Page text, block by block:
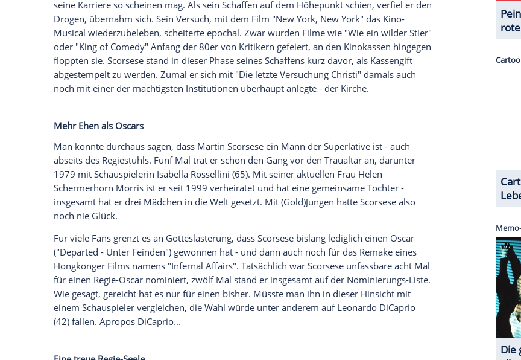
Ich bin damit einverstanden, dass mir externe Inhalte angezeigt werden. Damit können personenbezogene
Daten an Drittplattformen übermittelt werden.Mehr dazu in unseren Datenschutzhinweisen.
Scorsesewagte sich während seines langen Schaffens schon an viele Genres. Seine
sozialkritische Studie eines Geisteskranken in "Taxi Driver" mitRobert De Niro
(74) wird
unter den besten Filmen aller Zeiten geführt. Gerne widmete sich der Regisseur aber auch
echten Personen, etwa dem FlugpionierHoward Hughesin "Aviator", dem Boxer
Jake
Tendzin Gyatsho
seinem Film "Kundun" von 1997.
Mit Filmen wie "The Kingof Comedy" oder unlängst mit "The Wolf of
" von 2013
belegteScorseseauch sein Talent für tragische Komödien - oder eher komödiantische
Tragödien? Auch Neuem gegenüber warScorsesestets offen - etwa, als er 2010 mit
"Shutter Island" tief ins Mystery-Genre eintauchte oder 2011 in Form von "Hugo Cabret"
den ersten 3D-Film seiner Karriere drehte.
Scorsese, das Kassengift
Den Erfolg gepachtet hatteScorseseaber nicht immer, auch wenn es bei einem Blick auf
seine Karriere so scheinen mag. Als sein Schaffen auf dem Höhepunkt schien, verfiel er den
Drogen, übernahm sich. Sein Versuch, mit dem Film "
New York " das Kino-
Musical wiederzubeleben, scheiterte epochal. Zwar wurden Filme wie "Wie ein wilder Stier"
King
of Comedy" Anfang der 80er von Kritikern gefeiert, an den Kinokassen hingegen